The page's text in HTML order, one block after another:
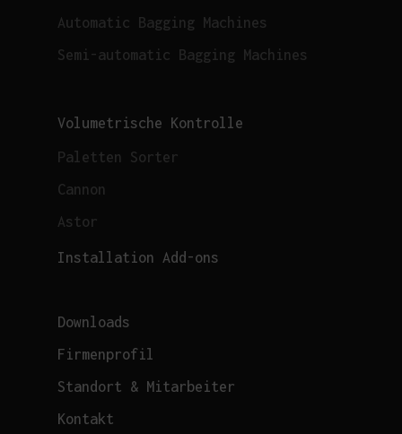
Automatic Bagging Machines
Semi-automatic Bagging Machines
Volumetrische Kontrolle
Paletten Sorter
Cannon
Astor
Installation Add-ons
Downloads
Firmenprofil
Standort & Mitarbeiter
Kontakt